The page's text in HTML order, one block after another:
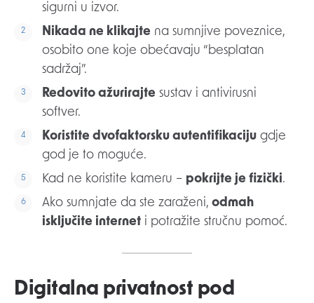
sigurni u izvor.
Nikada ne klikajte na sumnjive poveznice,
osobito one koje obećavaju “besplatan
sadržaj”.
Redovito ažurirajte sustav i antivirusni
softver.
Koristite dvofaktorsku autentifikaciju gdje
god je to moguće.
Kad ne koristite kameru – pokrijte je fizički.
Ako sumnjate da ste zaraženi, odmah
isključite internet i potražite stručnu pomoć.
Digitalna privatnost pod